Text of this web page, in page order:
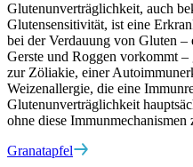
Glutenunverträglichkeit, auch
Glutensensitivität, ist eine
bei der Verdauung von Gluten –
Gerste und Roggen vorkommt
zur Zöliakie, einer
Weizenallergie, die eine
Glutenunverträglichkeit
ohne diese Immunmechanismen
Granatapfel